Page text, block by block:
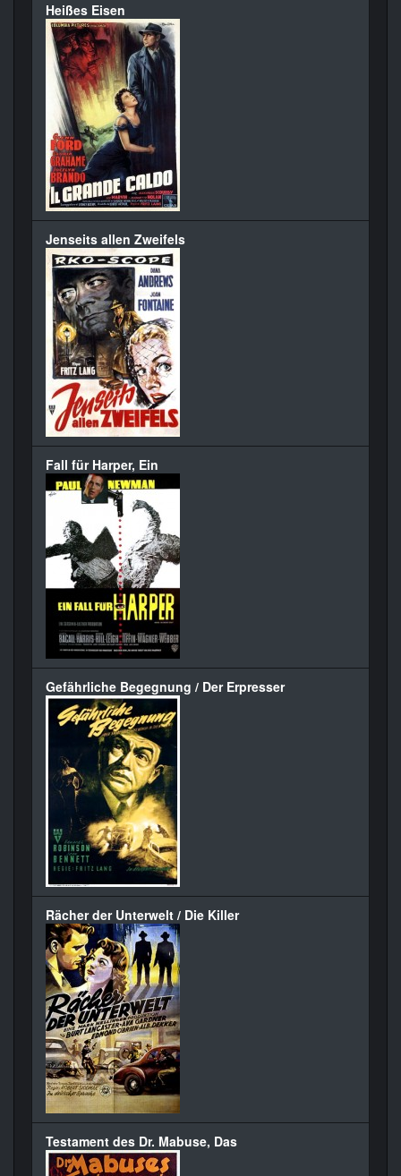
Heißes Eisen
Jenseits allen Zweifels
Fall für Harper, Ein
Gefährliche Begegnung / Der Erpresser
Rächer der Unterwelt / Die Killer
Testament des Dr. Mabuse, Das